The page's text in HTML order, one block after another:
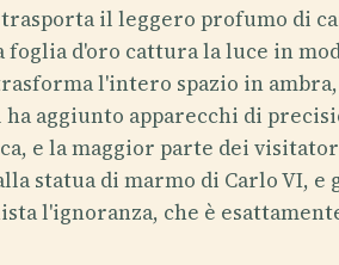
il leggero profumo di
d'oro cattura la luce in
l'intero spazio in
aggiunto apparecchi di
e la maggior parte dei
statua di marmo di Carlo VI,
l'ignoranza, che è